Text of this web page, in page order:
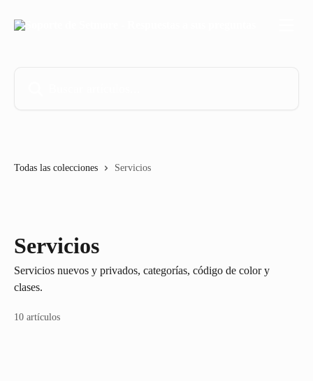
Todas las colecciones Servicios
Servicios
Servicios nuevos y privados, categorías, código de color y
clases.
10 artículos